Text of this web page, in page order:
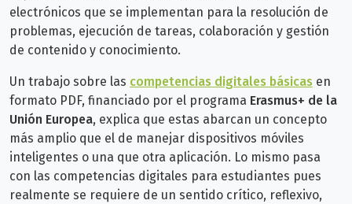
electrónicos que se implementan para la resolución de
problemas, ejecución de tareas, colaboración y gestión
de contenido y conocimiento.
Un trabajo sobre las competencias digitales básicas en
formato PDF, financiado por el programa Erasmus+ de la
Unión Europea, explica que estas abarcan un concepto
más amplio que el de manejar dispositivos móviles
inteligentes o una que otra aplicación. Lo mismo pasa
con las competencias digitales para estudiantes pues
realmente se requiere de un sentido crítico, reflexivo,